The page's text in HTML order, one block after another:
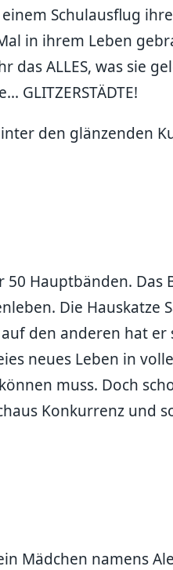
Schulausflug
in ihrem Leben
ALLES, was sie
GLITZERSTÄDTE!
den glänzenden
50 Hauptbänden.
Die
den anderen hat
neues Leben in
muss. Doch
Konkurrenz und
Mädchen namens